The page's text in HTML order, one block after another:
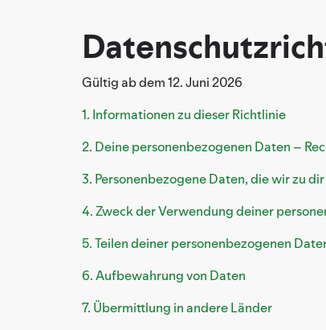
Gültig ab dem 12. Juni 2026
1. Informationen zu dieser Richtlinie
2. Deine personenbezogenen Daten –
3. Personenbezogene Daten, die wir zu
4. Zweck der Verwendung deiner
5. Teilen deiner personenbezogenen
6. Aufbewahrung von Daten
7. Übermittlung in andere Länder